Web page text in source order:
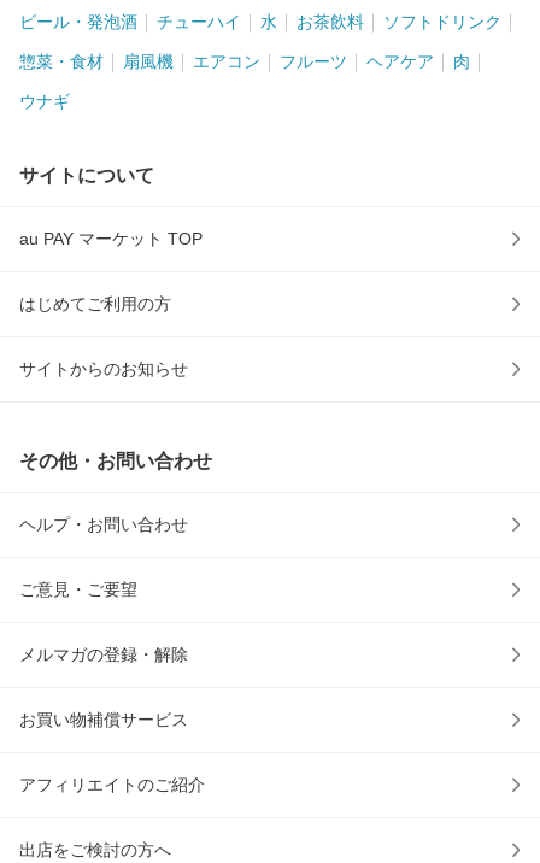
ビール・発泡酒 チューハイ 水 お茶飲料 ソフトドリンク
惣菜・食材 扇風機 エアコン フルーツ ヘアケア 肉
ウナギ
サイトについて
au PAY マーケット TOP
はじめてご利用の方
サイトからのお知らせ
その他・お問い合わせ
ヘルプ・お問い合わせ
ご意見・ご要望
メルマガの登録・解除
お買い物補償サービス
アフィリエイトのご紹介
出店をご検討の方へ